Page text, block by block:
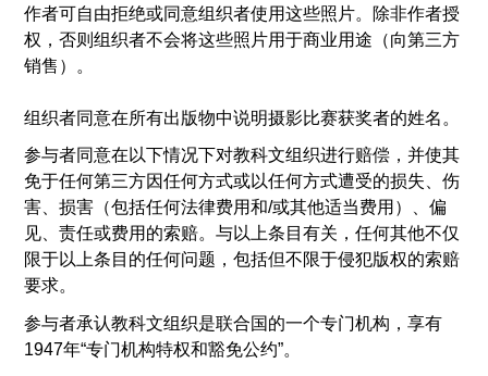
作者可自由拒绝或同意组织者使用这些照片。除非作者授
权，否则组织者不会将这些照片用于商业用途（向第三方
销售）。
组织者同意在所有出版物中说明摄影比赛获奖者的姓名。
参与者同意在以下情况下对教科文组织进行赔偿，并使其
免于任何第三方因任何方式或以任何方式遭受的损失、伤
害、损害（包括任何法律费用和/或其他适当费用）、偏
见、责任或费用的索赔。与以上条目有关，任何其他不仅
限于以上条目的任何问题，包括但不限于侵犯版权的索赔
要求。
参与者承认教科文组织是联合国的一个专门机构，享有
1947年“专门机构特权和豁免公约”。